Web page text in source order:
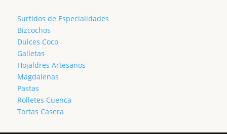
Surtidos de Especialidades
Bizcochos
Dulces Coco
Galletas
Hojaldres Artesanos
Magdalenas
Pastas
Rolletes Cuenca
Tortas Casera